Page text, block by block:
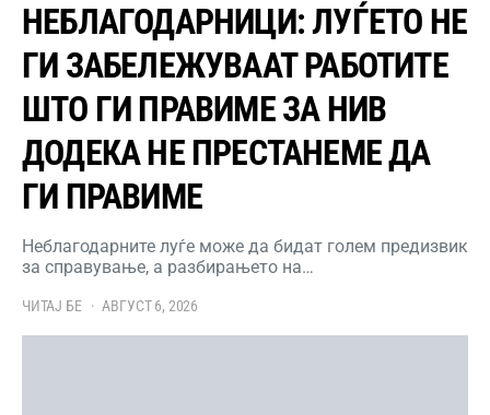
НЕБЛАГОДАРНИЦИ: ЛУЃЕТО НЕ
ГИ ЗАБЕЛЕЖУВААТ РАБОТИТЕ
ШТО ГИ ПРАВИМЕ ЗА НИВ
ДОДЕКА НЕ ПРЕСТАНЕМЕ ДА
ГИ ПРАВИМЕ
Неблагодарните луѓе може да бидат голем предизвик
за справување, а разбирањето на…
ЧИТАЈ БЕ АВГУСТ 6, 2026